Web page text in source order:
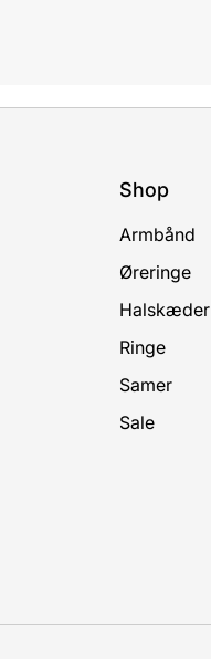
Shop
Armbånd
Øreringe
Halskæder
Ringe
Samer
Sale